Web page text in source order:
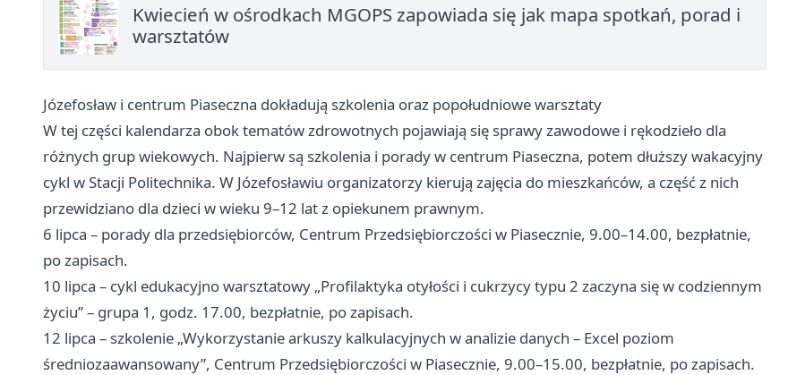
Kwiecień w ośrodkach MGOPS zapowiada się jak mapa spotkań, porad i
warsztatów
Józefosław i centrum Piaseczna dokładują szkolenia oraz popołudniowe warsztaty
W tej części kalendarza obok tematów zdrowotnych pojawiają się sprawy zawodowe i rękodzieło dla
różnych grup wiekowych. Najpierw są szkolenia i porady w centrum Piaseczna, potem dłuższy wakacyjny
cykl w Stacji Politechnika. W Józefosławiu organizatorzy kierują zajęcia do mieszkańców, a część z nich
przewidziano dla dzieci w wieku 9–12 lat z opiekunem prawnym.
6 lipca – porady dla przedsiębiorców, Centrum Przedsiębiorczości w Piasecznie, 9.00–14.00, bezpłatnie,
po zapisach.
10 lipca – cykl edukacyjno warsztatowy „Profilaktyka otyłości i cukrzycy typu 2 zaczyna się w codziennym
życiu” – grupa 1, godz. 17.00, bezpłatnie, po zapisach.
12 lipca – szkolenie „Wykorzystanie arkuszy kalkulacyjnych w analizie danych – Excel poziom
średniozaawansowany”, Centrum Przedsiębiorczości w Piasecznie, 9.00–15.00, bezpłatnie, po zapisach.